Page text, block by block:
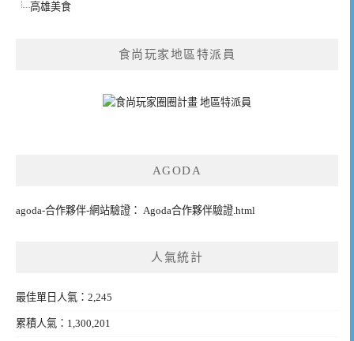
高雄美食
食尚玩家地區特派員
AGODA
agoda-合作夥伴-網站驗證： Agoda合作夥伴驗證.html
人氣統計
最佳單日人氣：2,245
累積人氣：1,300,201